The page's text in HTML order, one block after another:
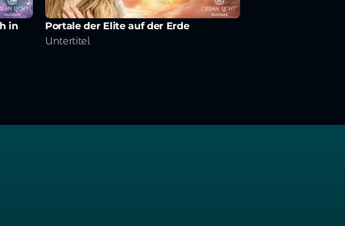
in
Portale der Elite auf der Erde
Untertitel